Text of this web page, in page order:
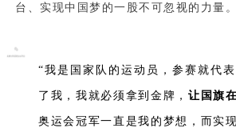
台、实现中国梦的一股不可忽视的力量。
“我是国家队的运动员，参赛就代
了我，我就必须拿到金牌， 让国旗
奥运会冠军一直是我的梦想，而实